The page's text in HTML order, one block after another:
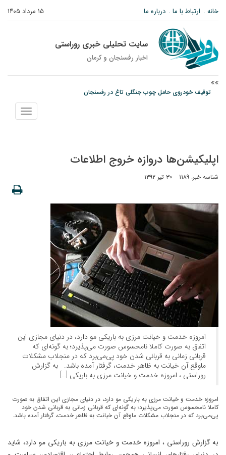
۱۵ مرداد ۱۴۰۵ خانه ارتباط با ما درباره ما
سایت تحلیلی خبری روراستی
اخبار رفسنجان و كرمان
توقیف خودروی حامل چوب جنگلی تاغ در رفسنجان
دادستان رفسنجان: رفع مشکلات ایستگاه راه‌آهن احمدآباد با قید فوریت پیگیری
نمایش
منو
اپلیکیشن‌ها دروازه خروج اطلاعات
شناسه خبر: 1189 ۳۰ تیر ۱۳۹۲
امروزه خدمت و خیانت مرزی به باریکی مو دارد، در دنیای مجازی این
اتفاق به صورت کاملا نامحسوس صورت می‌پذیرد؛ به گونه‌ای که
قربانی زمانی به قربانی شدن خود پی‌می‌برد که در منجلاب مشکلات
ماوقع آن خیانت به ظاهر خدمت، گرفتار آمده باشد. به گزارش
روراستی ، امروزه خدمت و خیانت مرزی به باریکی […]
امروزه خدمت و خیانت مرزی به باریکی مو دارد، در دنیای مجازی این اتفاق به صورت
کاملا نامحسوس صورت می‌پذیرد؛ به گونه‌ای که قربانی زمانی به قربانی شدن خود
پی‌می‌برد که در منجلاب مشکلات ماوقع آن خیانت به ظاهر خدمت، گرفتار آمده باشد.
به گزارش روراستی ، امروزه خدمت و خیانت مرزی به باریکی مو دارد، شاید